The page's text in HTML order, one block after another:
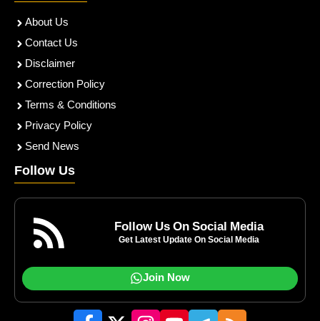
About Us
Contact Us
Disclaimer
Correction Policy
Terms & Conditions
Privacy Policy
Send News
Follow Us
Follow Us On Social Media
Get Latest Update On Social Media
Join Now